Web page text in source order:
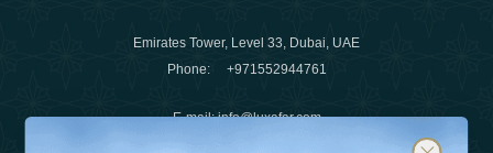
Emirates Tower, Level 33, Dubai, UAE
Phone: +971552944761
E-mail:info@luxafar.com
Desideri saperne di più sulle ultime tendenze di viaggio?
Iscriviti alla nostra newsletter e rimani aggiornato